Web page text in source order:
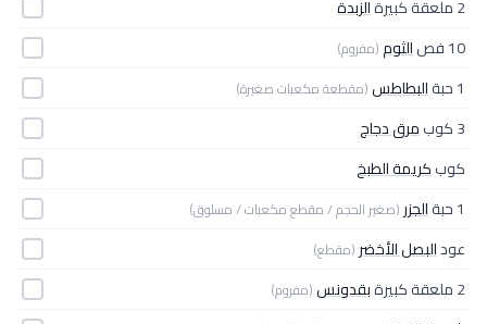
2 ملعقة كبيرة
الزبدة
10 فص
الثوم(مفروم)
1 حبة البطاطس(مقطعة مكعبات صغيرة)
3 كوب
مرق دجاج
كوبكريمة الطبخ
1 حبة
الجزر (صغير الحجم / مقطع مكعبات / مسلوق)
عودالبصل الأخضر (مقطع)
2 ملعقة كبيرة بقدونس(مفروم)